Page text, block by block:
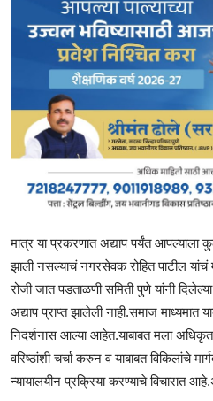
मात्र या प्रकरणात अद्याप पर्यंत आपल्याला
झाली नसल्याचं नगरसेवक रोहित पाटील
रोजी जात पडताळणी समिती पुणे यांनी
अद्याप प्राप्त झालेली नाही.समाज माध्यमात
निदर्शनास आल्या आहेत.याबाबत मला
वरिष्ठांशी चर्चा करुन व याबाबत विकिलांचे
न्यायालयीन प्रक्रिया करण्याचे विचारात